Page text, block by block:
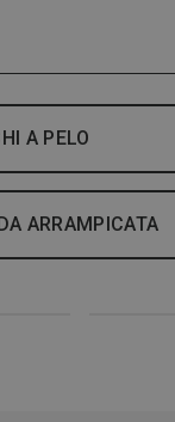
A PELO
ARRAMPICATA